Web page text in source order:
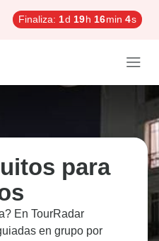
Finaliza: 1d 19h 16min 2s
para
En TourRadar
en grupo por